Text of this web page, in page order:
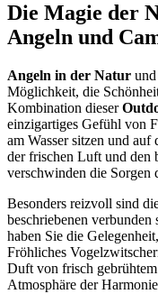
Die Magie der
Angeln und
Angeln in der Natur und
Möglichkeit, die
Kombination dieser
einzigartiges Gefühl von
am Wasser sitzen und
der frischen Luft und den
verschwinden die Sorgen
Besonders reizvoll sind
beschriebenen
haben Sie die
Fröhliches
Duft von frisch
Atmosphäre der